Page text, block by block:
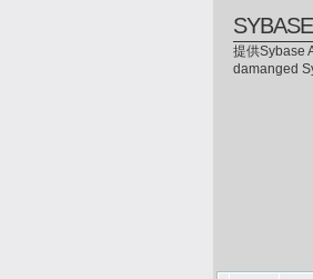
提供Sybase
damanged